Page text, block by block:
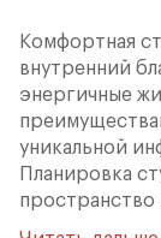
Комфортная
внутренний
энергичные
уникальной
Планировка
пространство
вам откроется